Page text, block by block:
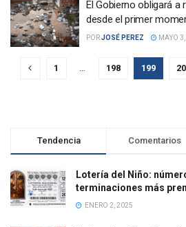
El Gobierno obligará a
desde el primer
PORJOSÉ PEREZ MAYO
1 … 198 199
Tendencia Comentarios
Lotería del Niño:
terminaciones más
ENERO 2, 2025